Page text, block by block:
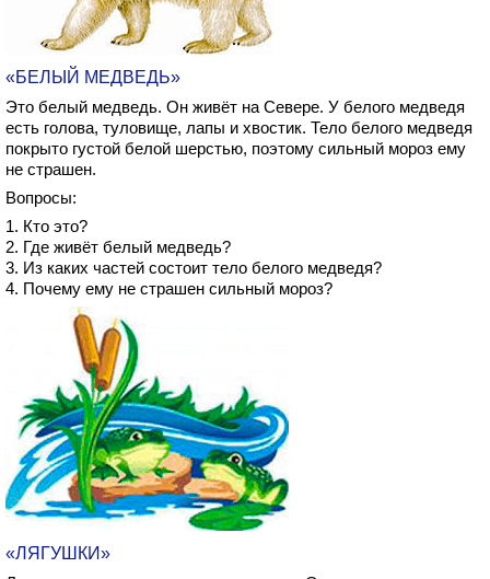
«БЕЛЫЙ МЕДВЕДЬ»
Это белый медведь. Он живёт на Севере. У белого медведя
есть голова, туловище, лапы и хвостик. Тело белого медведя
покрыто густой белой шерстью, поэтому сильный мороз ему
не страшен.
Вопросы:
1. Кто это?
2. Где живёт белый медведь?
3. Из каких частей состоит тело белого медведя?
4. Почему ему не страшен сильный мороз?
«ЛЯГУШКИ»